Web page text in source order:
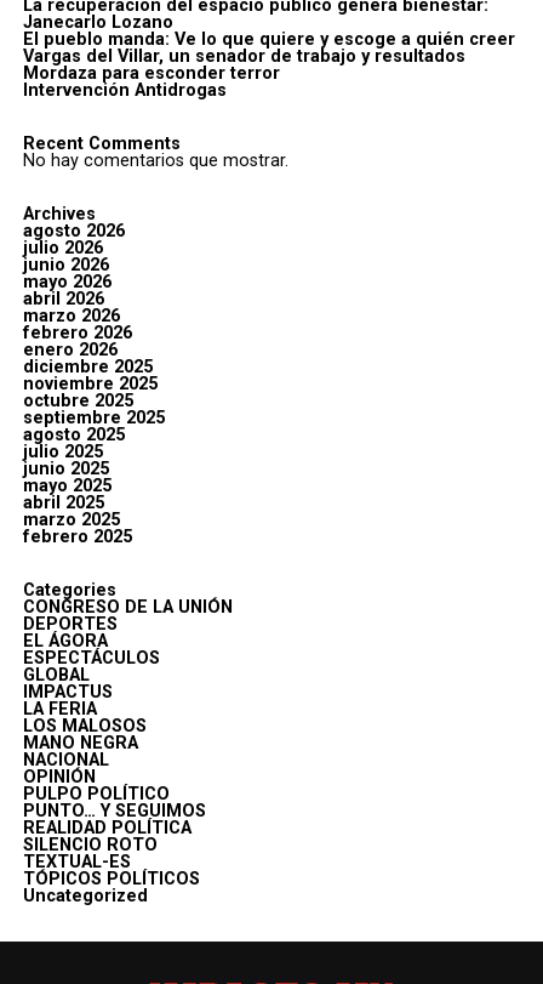
La recuperación del espacio público genera bienestar:
Janecarlo Lozano
El pueblo manda: Ve lo que quiere y escoge a quién creer
Vargas del Villar, un senador de trabajo y resultados
Mordaza para esconder terror
Intervención Antidrogas
Recent Comments
No hay comentarios que mostrar.
Archives
agosto 2026
julio 2026
junio 2026
mayo 2026
abril 2026
marzo 2026
febrero 2026
enero 2026
diciembre 2025
noviembre 2025
octubre 2025
septiembre 2025
agosto 2025
julio 2025
junio 2025
mayo 2025
abril 2025
marzo 2025
febrero 2025
Categories
CONGRESO DE LA UNIÓN
DEPORTES
EL ÁGORA
ESPECTÁCULOS
GLOBAL
IMPACTUS
LA FERIA
LOS MALOSOS
MANO NEGRA
NACIONAL
OPINIÓN
PULPO POLÍTICO
PUNTO… Y SEGUIMOS
REALIDAD POLÍTICA
SILENCIO ROTO
TEXTUAL-ES
TÓPICOS POLÍTICOS
Uncategorized